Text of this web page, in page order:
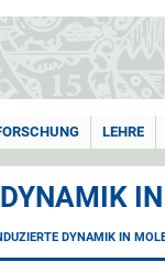
LEHRE
DYNAMIK IN